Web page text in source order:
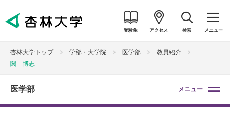
受験生 アクセス 検索 メニュー
杏林大学トップ 学部・大学院 医学部
教員紹介
関 博志
医学部 メニュー